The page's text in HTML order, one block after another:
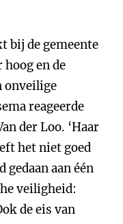
bij de gemeente
en de
onveilige
reageerde
der Loo. ‘Haar
het niet goed
gedaan aan één
veiligheid:
de eis van